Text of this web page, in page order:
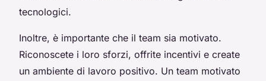
tecnologici.
Inoltre, è importante che il team sia motivato.
Riconoscete i loro sforzi, offrite incentivi e create
un ambiente di lavoro positivo. Un team motivato